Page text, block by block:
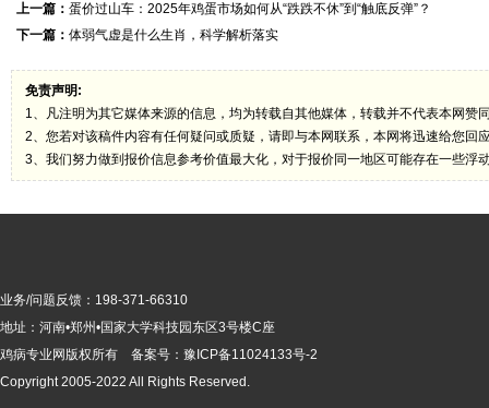
上一篇： 蛋价过山车：2025年鸡蛋市场如何从“跌跌不休”到“触底反弹”？
下一篇： 体弱气虚是什么生肖，科学解析落实
免责声明:
1、凡注明为其它媒体来源的信息，均为转载自其他媒体，转载并不代表本网赞
2、您若对该稿件内容有任何疑问或质疑，请即与本网联系，本网将迅速给您回
3、我们努力做到报价信息参考价值最大化，对于报价同一地区可能存在一些浮
业务/问题反馈：198-371-66310
地址：河南•郑州•国家大学科技园东区3号楼C座
鸡病专业网版权所有 备案号： 豫ICP备11024133号-2
Copyright 2005-2022 All Rights Reserved.